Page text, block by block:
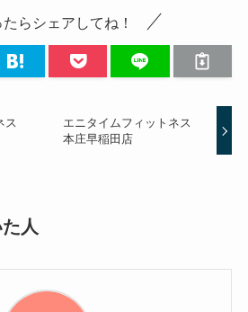
たらシェアしてね！
ス
エニタイムフィットネス
本庄早稲田店
人